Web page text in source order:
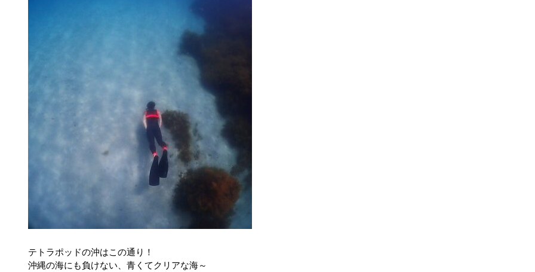
テトラポッドの沖はこの通り！
沖縄の海にも負けない、青くてクリアな海～